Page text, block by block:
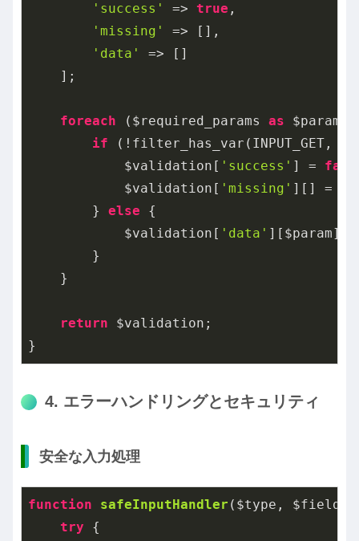
'success'
=> true ,
'missing'
=> [],
'data'
=> []
    ];
foreach ($required_params as $param)
if (!filter_has_var(INPUT_GET,
            $validation[
'success' ] =
            $validation[
'missing' ][] =
        }
else {
            $validation[
'data' ][$param] =
        }
    }
return $validation;
}
4. エラーハンドリングとセキュリティ
安全な入力処理
function safeInputHandler ($type,
try {